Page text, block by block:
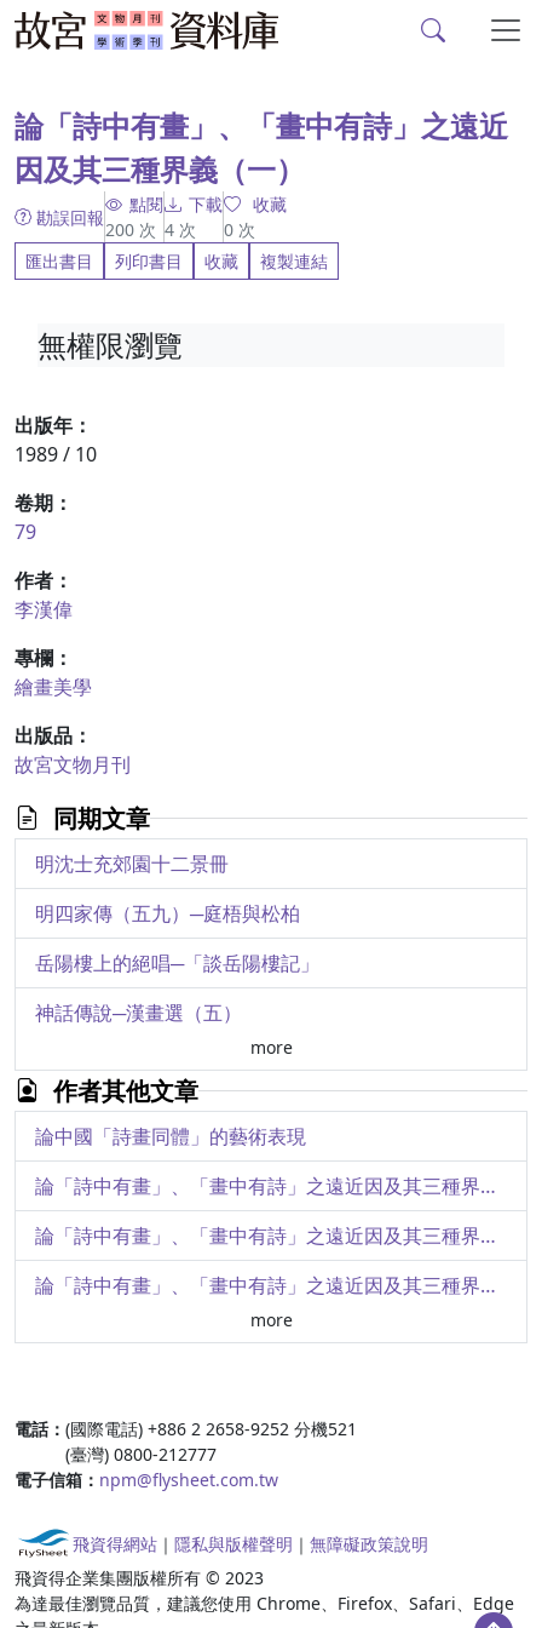
論「詩中有畫」、「畫中有詩」之遠近
因及其三種界義（一）
勘誤回報
點閱
200 次
下載
4 次
收藏
0 次
匯出書目
列印書目 收藏 複製連結
出版年：
1989 / 10
卷期：
79
作者：
李漢偉
專欄：
繪畫美學
出版品：
故宮文物月刊
同期文章
明沈士充郊園十二景冊
明四家傳（五九）─庭梧與松柏
岳陽樓上的絕唱─「談岳陽樓記」
神話傳說─漢畫選（五）
院藏清代的官文書─「詔」、「誥」
棉花裹鐵柔中帶剛─鄭羲下碑（下）
中國書法之演進
中國人之發明─中國古代科學（七）
從科技檢測談澎湖古陶瓷源流
more
作者其他文章
論中國「詩畫同體」的藝術表現
論「詩中有畫」、「畫中有詩」之遠近因及其三種界義（二）
論「詩中有畫」、「畫中有詩」之遠近因及其三種界義（一）
論「詩中有畫」、「畫中有詩」之遠近因及其三種界義（三）
中國詩畫專輯－唐代自然詩與山水畫的關係
more
無權限瀏覽
電話： (國際電話) +886 2 2658-9252 分機521
(臺灣) 0800-212777
電子信箱： npm@flysheet.com.tw
飛資得網站 ｜ 隱私與版權聲明 ｜ 無障礙政策說明
飛資得企業集團版權所有 © 2023
為達最佳瀏覽品質，建議您使用 Chrome、Firefox、Safari、Edge